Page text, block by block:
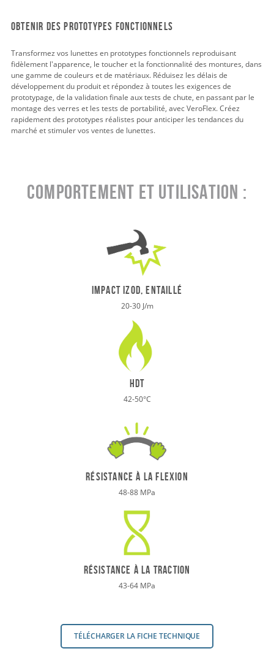
obtenir des prototypes fonctionnels
Transformez vos lunettes en prototypes fonctionnels reproduisant
fidèlement l'apparence, le toucher et la fonctionnalité des montures, dans
une gamme de couleurs et de matériaux. Réduisez les délais de
développement du produit et répondez à toutes les exigences de
prototypage, de la validation finale aux tests de chute, en passant par le
montage des verres et les tests de portabilité, avec VeroFlex. Créez
rapidement des prototypes réalistes pour anticiper les tendances du
marché et stimuler vos ventes de lunettes.
Comportement et utilisation :
IMPACT IZOD, ENTAILLÉ
20-30 J/m
HDT
42-50°C
résistance à la flexion
48-88 MPa
RÉSISTANCE À LA TRACTION
43-64 MPa
TÉLÉCHARGER LA FICHE TECHNIQUE